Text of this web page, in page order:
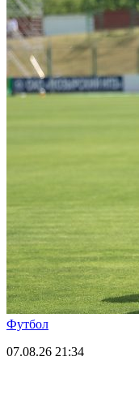
Футбол
07.08.26 21:34